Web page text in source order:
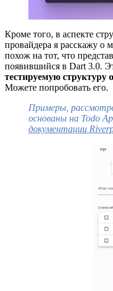
Кроме того, в аспекте
провайдера я расскажу о
похож на тот, что
появившийся в Dart 3.0.
тестируемую структуру
Можете попробовать его.
Примеры,
основаны на Todo
документации